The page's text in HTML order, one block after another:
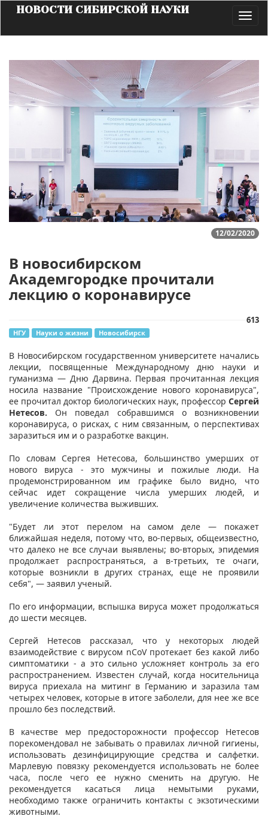
НОВОСТИ СИБИРСКОЙ НАУКИ
12/02/2020
В новосибирском
Академгородке прочитали
лекцию о коронавирусе
613
НГУ Науки о жизни Новосибирск
В Новосибирском государственном университете начались
лекции, посвященные Международному дню науки и
гуманизма — Дню Дарвина. Первая прочитанная лекция
носила название "Происхождение нового коронавируса",
ее прочитал доктор биологических наук, профессор Сергей
Нетесов. Он поведал собравшимся о возникновении
коронавируса, о рисках, с ним связанным, о перспективах
заразиться им и о разработке вакцин.
По словам Сергея Нетесова, большинство умерших от
нового вируса - это мужчины и пожилые люди. На
продемонстрированном им графике было видно, что
сейчас идет сокращение числа умерших людей, и
увеличение количества выживших.
"Будет ли этот перелом на самом деле — покажет
ближайшая неделя, потому что, во-первых, общеизвестно,
что далеко не все случаи выявлены; во-вторых, эпидемия
продолжает распространяться, а в-третьих, те очаги,
которые возникли в других странах, еще не проявили
себя", — заявил ученый.
По его информации, вспышка вируса может продолжаться
до шести месяцев.
Сергей Нетесов рассказал, что у некоторых людей
взаимодействие с вирусом nCoV протекает без какой либо
симптоматики - а это сильно усложняет контроль за его
распространением. Известен случай, когда носительница
вируса приехала на митинг в Германию и заразила там
четырех человек, которые в итоге заболели, для нее же все
прошло без последствий.
В качестве мер предосторожности профессор Нетесов
порекомендовал не забывать о правилах личной гигиены,
использовать дезинфицирующие средства и салфетки.
Марлевую повязку рекомендуется использовать не более
часа, после чего ее нужно сменить на другую. Не
рекомендуется касаться лица немытыми руками,
необходимо также ограничить контакты с экзотическими
животными.